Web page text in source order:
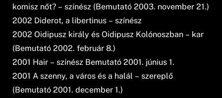
komisz nőt? – színész (Bemutató 2003. november 21.)
2002 Diderot, a libertinus – színész
2002 Oidipusz király és Oidipusz Kolónoszban – kar
(Bemutató 2002. február 8.)
2001 Hair – színész Bemutató 2001. június 1.
2001 A szenny, a város és a halál – szereplő
(Bemutató 2001. december 1.)